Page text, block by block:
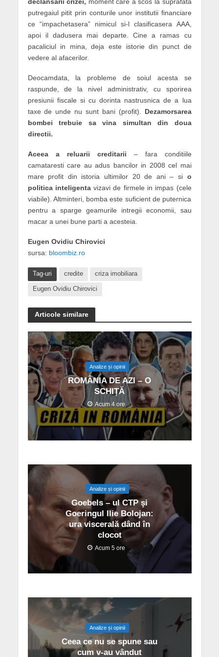
declansarii crizei, moment care a scos la suprafata
putregaiul pitit prin conturile unor institutii financiare
ce “impachetasera” nimicul si-l clasificasera AAA,
apoi il dadusera mai departe. Cine a ramas cu
pacaliciul in mina, deja este istorie din punct de
vedere al afacerilor.
Deocamdata, la probleme de soiul acesta se
raspunde, de la nivel administrativ, cu sporirea
presiunii fiscale si cu dorinta nastrusnica de a lua
taxe de unde nu sunt bani (profit). Dezamorsarea
bombei trebuie sa vina simultan din doua
directii.
Aceea a reluarii creditarii – fara conditiile
camataresti care au adus bancilor in 2008 cel mai
mare profit din istoria ultimilor 20 de ani – si o
politica inteligentavizavi de firmele in impas (cele
viabile). Altminteri, bomba este suficient de puternica
pentru a sparge geamurile intregii economii, sau
macar a unei bune parti a acesteia.
Eugen Ovidiu Chirovici
sursa: bloombiz.ro
Tag-uri credite criza imobiliara
Eugen Ovidiu Chirovici
Articole similare
Analize și opinii
ROMÂNIA DE AZI – O
SCHIȚĂ
Acum 4 ore
Analize și opinii
Goebels – ul CTP şi
Goeringul Ilie Bolojan:
ura viscerală dând în
clocot
Acum 5 ore
Analize și opinii
Ceea ce nu se spune sau
cum v-au vândut